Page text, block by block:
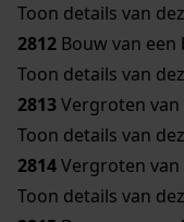
Toon details van
2812 Bouw van een
Toon details van
2813Vergroten van
Toon details van
2814Vergroten van
Toon details van